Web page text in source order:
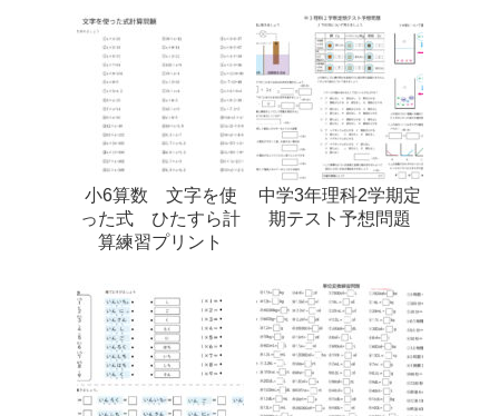
小6算数 文字を使
った式 ひたすら計
算練習プリント
中学3年理科2学期定
期テスト予想問題